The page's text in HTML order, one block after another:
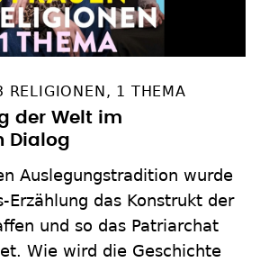
RELIGIONEN, 1 THEMA
der Welt im
Dialog
Auslegungstradition wurde
Erzählung das Konstrukt der
und so das Patriarchat
Wie wird die Geschichte